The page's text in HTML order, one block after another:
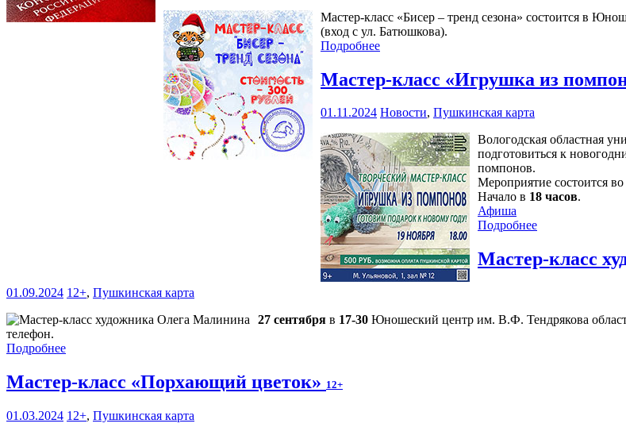
Мастер-класс «Бисер – тренд сезона» состоится в
(вход с ул. Батюшкова).
Подробнее
Мастер-класс «Игрушка из
01.11.2024 Новости, Пушкинская карта
Вологодская областная
подготовиться к
помпонов.
Мероприятие состоится
Начало в 18 часов.
Афиша
Подробнее
Мастер-класс
01.09.2024 12+, Пушкинская карта
27 сентября в 17-30 Юношеский центр им. В.Ф. Тендрякова
телефон.
Подробнее
Мастер-класс «Порхающий цветок» 12+
01.03.2024 12+, Пушкинская карта